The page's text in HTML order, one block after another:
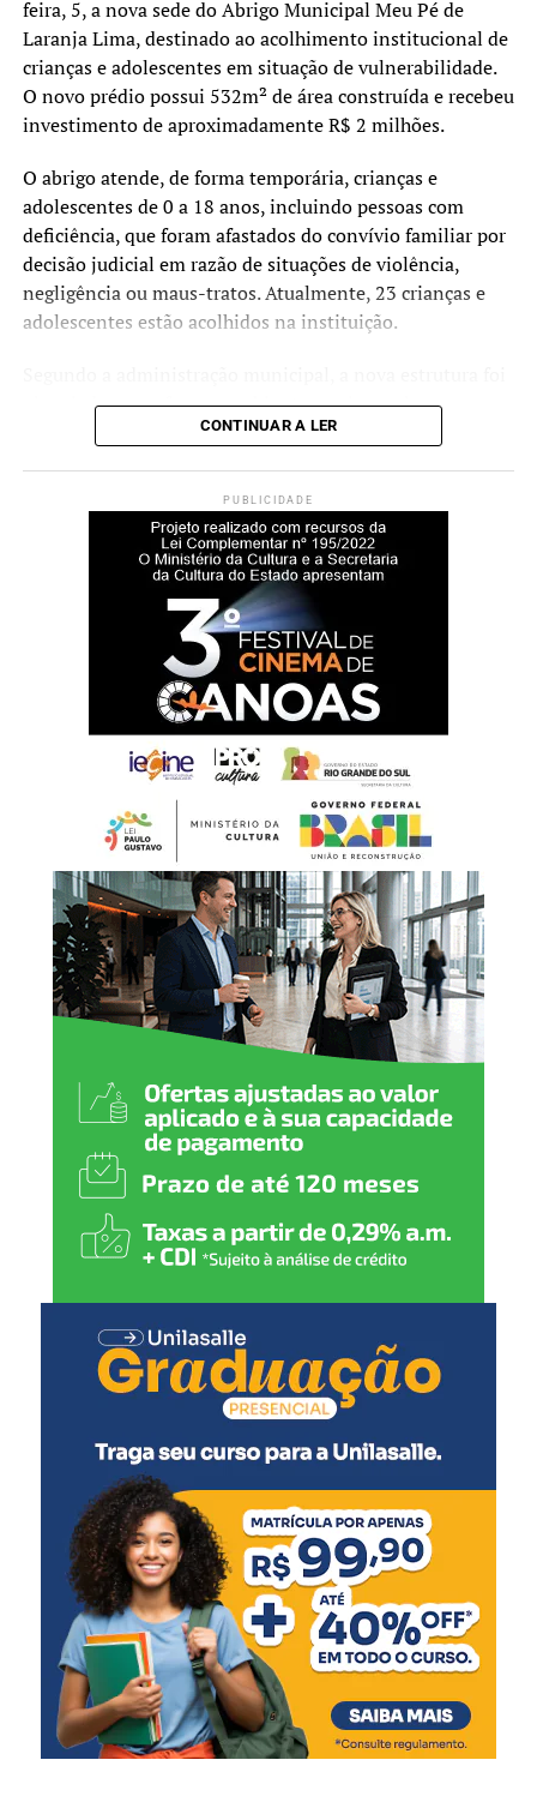
feira, 5, a nova sede do Abrigo Municipal Meu Pé de
Laranja Lima, destinado ao acolhimento institucional de
crianças e adolescentes em situação de vulnerabilidade.
O novo prédio possui 532m² de área construída e recebeu
investimento de aproximadamente R$ 2 milhões.
O abrigo atende, de forma temporária, crianças e
adolescentes de 0 a 18 anos, incluindo pessoas com
deficiência, que foram afastados do convívio familiar por
decisão judicial em razão de situações de violência,
negligência ou maus-tratos. Atualmente, 23 crianças e
adolescentes estão acolhidos na instituição.
planejada para oferecer ambientes mais amplos,
acessíveis e adequados às necessidades dos acolhidos e
Durante a cerimônia de inauguração, o prefeito Rodrigo
Battistella afirmou que a entrega da nova sede representa
um reforço na estrutura da rede de proteção à infância e à
“Hoje entregamos muito
mais do que um prédio.
Estamos oferecendo um
espaço preparado para
acolher nossas crianças e
adolescentes com
dignidade, respeito e
segurança. Cada ambiente
foi pensado para
proporcionar conforto e
contribuir para um
atendimento cada vez mais
humanizado, fortalecendo a
rede de proteção de Nova
Santa Rita”, declarou.
Solange Lewandoski Laubine, destacou que a nova sede
oferece melhores condições para o atendimento e para o
trabalho das equipes responsáveis pelo acolhimento.
“O acolhimento
institucional exige uma
estrutura adequada e um
ambiente que transmita
cuidado e segurança. Este
novo espaço amplia nossa
capacidade de atendimento
e garante mais qualidade
de vida às crianças e
CONTINUAR A LER
PUBLICIDADE